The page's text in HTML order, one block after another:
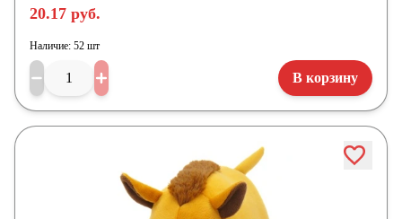
20.17 руб.
Наличие: 52 шт
В корзину